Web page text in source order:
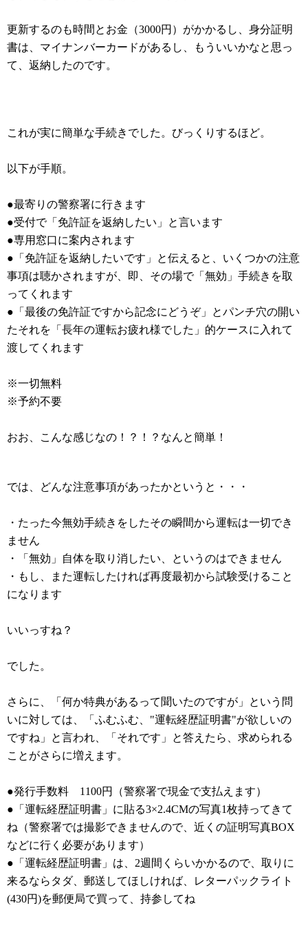
更新するのも時間とお金（3000円）がかかるし、身分証明
書は、マイナンバーカードがあるし、もういいかなと思っ
て、返納したのです。
これが実に簡単な手続きでした。びっくりするほど。
以下が手順。
●最寄りの警察署に行きます
●受付で「免許証を返納したい」と言います
●専用窓口に案内されます
●「免許証を返納したいです」と伝えると、いくつかの注意
事項は聴かされますが、即、その場で「無効」手続きを取
ってくれます
●「最後の免許証ですから記念にどうぞ」とパンチ穴の開い
たそれを「長年の運転お疲れ様でした」的ケースに入れて
渡してくれます
※一切無料
※予約不要
おお、こんな感じなの！？！？なんと簡単！
では、どんな注意事項があったかというと・・・
・たった今無効手続きをしたその瞬間から運転は一切でき
ません
・「無効」自体を取り消したい、というのはできません
・もし、また運転したければ再度最初から試験受けること
になります
いいっすね？
でした。
さらに、「何か特典があるって聞いたのですが」という問
いに対しては、「ふむふむ、"運転経歴証明書"が欲しいの
ですね」と言われ、「それです」と答えたら、求められる
ことがさらに増えます。
●発行手数料 1100円（警察署で現金で支払えます）
●「運転経歴証明書」に貼る3×2.4CMの写真1枚持ってきて
ね（警察署では撮影できませんので、近くの証明写真BOX
などに行く必要があります）
●「運転経歴証明書」は、2週間くらいかかるので、取りに
来るならタダ、郵送してほしければ、レターパックライト
(430円)を郵便局で買って、持参してね